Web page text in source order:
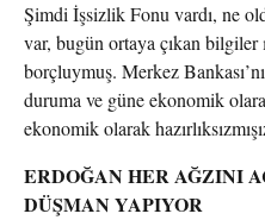
Şimdi İşsizlik Fonu vardı, ne
var, bugün ortaya çıkan bilgiler
borçluymuş. Merkez
duruma ve güne ekonomik
ekonomik olarak
ERDOĞAN HER AĞZINI
DÜŞMAN YAPIYOR